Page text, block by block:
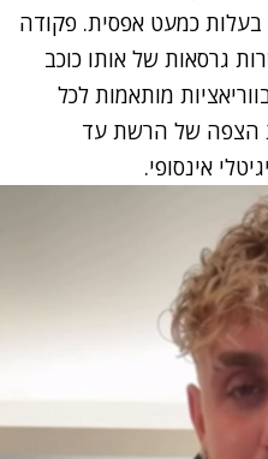
בעלות כמעט אפסית. פקודה
גרסאות של אותו כוכב
מותאמות לכל
הצפה של הרשת עד
אינסופי.